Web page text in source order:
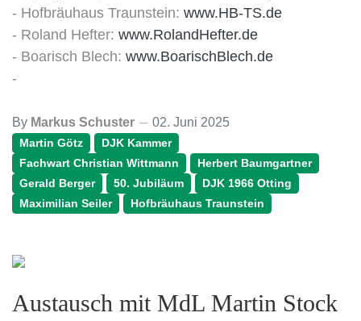
- Hofbräuhaus Traunstein: www.HB-TS.de
- Roland Hefter: www.RolandHefter.de
- Boarisch Blech: www.BoarischBlech.de
-
By Markus Schuster 02. Juni 2025
Martin Götz
DJK Kammer
Fachwart Christian Wittmann
Herbert Baumgartner
Gerald Berger
50. Jubiläum
DJK 1966 Otting
Maximilian Seiler
Hofbräuhaus Traunstein
Austausch mit MdL Martin Stock